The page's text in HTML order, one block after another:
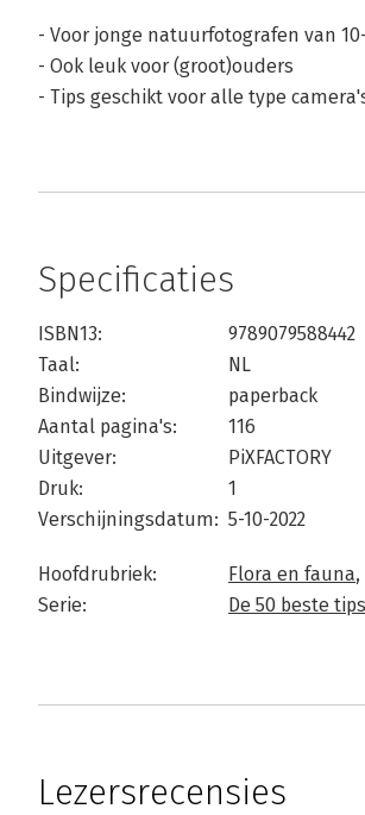
- Voor jonge natuurfotografen van
- Ook leuk voor (groot)ouders
- Tips geschikt voor alle type
Specificaties
ISBN13:
9789079588442
Taal:
NL
Bindwijze:
paperback
Aantal pagina's:
116
Uitgever:
PiXFACTORY
Druk:
1
Verschijningsdatum: 5-10-2022
Hoofdrubriek: Flora en fauna,
Serie:
De 50 beste tips
Lezersrecensies